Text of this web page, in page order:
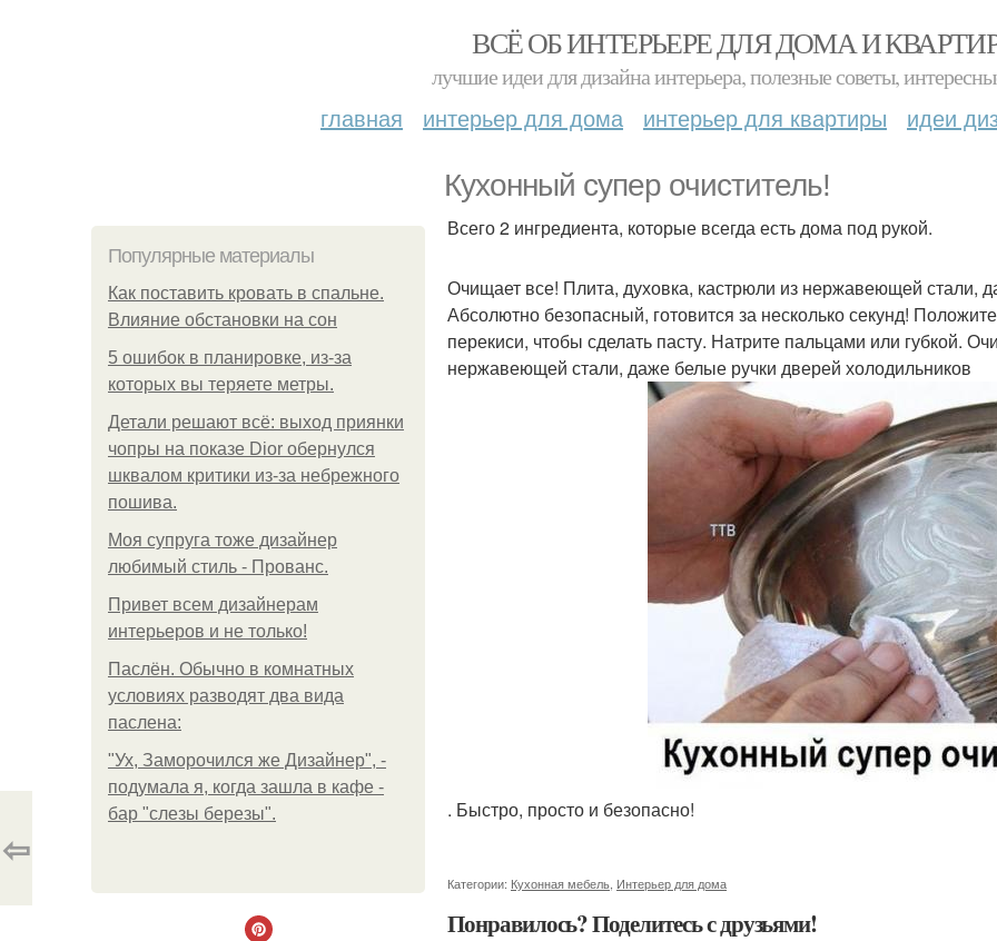
ВСЁ ОБ ИНТЕРЬЕРЕ ДЛЯ ДОМА И
лучшие идеи для дизайна интерьера, полезные советы,
главная интерьер для дома интерьер для квартиры идеи
Кухонный супер очиститель!
Популярные материалы
Как поставить кровать в спальне.
Влияние обстановки на сон
5 ошибок в планировке, из-за
которых вы теряете метры.
Детали решают всё: выход приянки
чопры на показе Dior обернулся
шквалом критики из-за небрежного
пошива.
Моя супруга тоже дизайнер
любимый стиль - Прованс.
Привет всем дизайнерам
интерьеров и не только!
Паслён. Обычно в комнатных
условиях разводят два вида
паслена:
"Ух, Заморочился же Дизайнер", -
подумала я, когда зашла в кафе -
бар "слезы березы".
Всего 2 ингредиента, которые всегда есть дома под рукой.
Очищает все! Плита, духовка, кастрюли из нержавеющей стали,
Абсолютно безопасный, готовится за несколько секунд!
перекиси, чтобы сделать пасту. Натрите пальцами или губкой.
нержавеющей стали, даже белые ручки дверей холодильников
. Быстро, просто и безопасно!
Категории: Кухонная мебель Интерьер для дома
Понравилось? Поделитесь с друзьями!
⇦